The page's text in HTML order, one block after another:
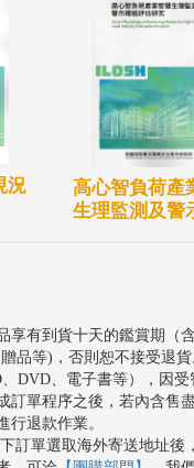
況
高心智負荷產
生理監測及警
享有到貨十天的鑑賞期
品等)，否則恕不接受退貨
DVD、電子書等），因
訂單程序之後，若內含
行退款作業。
訂單選取海外寄送地址